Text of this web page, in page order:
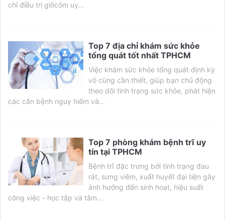
chỉ điều trị glôcôm uy...
Top 7 địa chỉ khám sức khỏe
tổng quát tốt nhất TPHCM
Việc khám sức khỏe tổng quát định kỳ
vô cùng cần thiết, giúp bạn chủ động
theo dõi tình trạng sức khỏe, phát hiện
các căn bệnh nguy hiểm và...
Top 7 phòng khám bệnh trĩ uy
tín tại TPHCM
Bệnh trĩ đặc trưng bởi tình trạng đau
rát, sưng viêm, xuất huyết đại tiện gây
ảnh hưởng đến sinh hoạt, hiệu suất
công việc - học tập và tâm...